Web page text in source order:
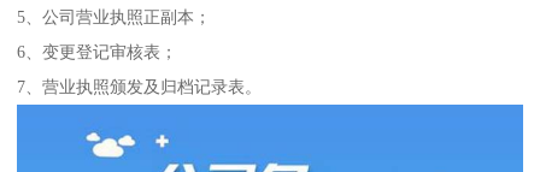
5、公司营业执照正副本；
6、变更登记审核表；
7、营业执照颁发及归档记录表。